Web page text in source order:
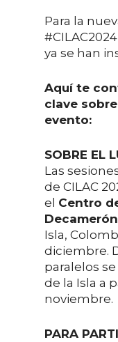
Para la
ya se han
Aquí te
clave
evento:
SOBRE EL
Las
de CILAC
el Centro
Isla,
diciembre.
paralelos
de la Isla a
noviembre.
PARA